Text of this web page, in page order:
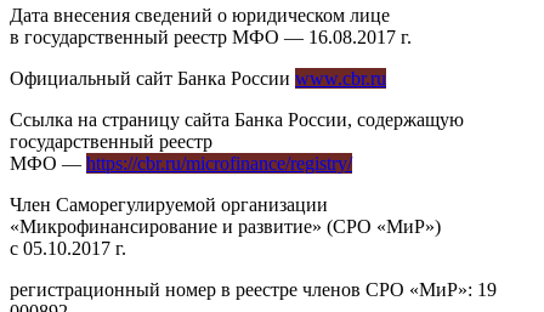
Дата внесения сведений о юридическом лице
в государственный реестр МФО — 16.08.2017 г.
Официальный сайт Банка России www.cbr.ru
Ссылка на страницу сайта Банка России, содержащую
государственный реестр
МФО — https://cbr.ru/microfinance/registry/
Член Саморегулируемой организации
«Микрофинансирование и развитие» (СРО «МиР»)
с 05.10.2017 г.
регистрационный номер в реестре членов СРО «МиР»: 19